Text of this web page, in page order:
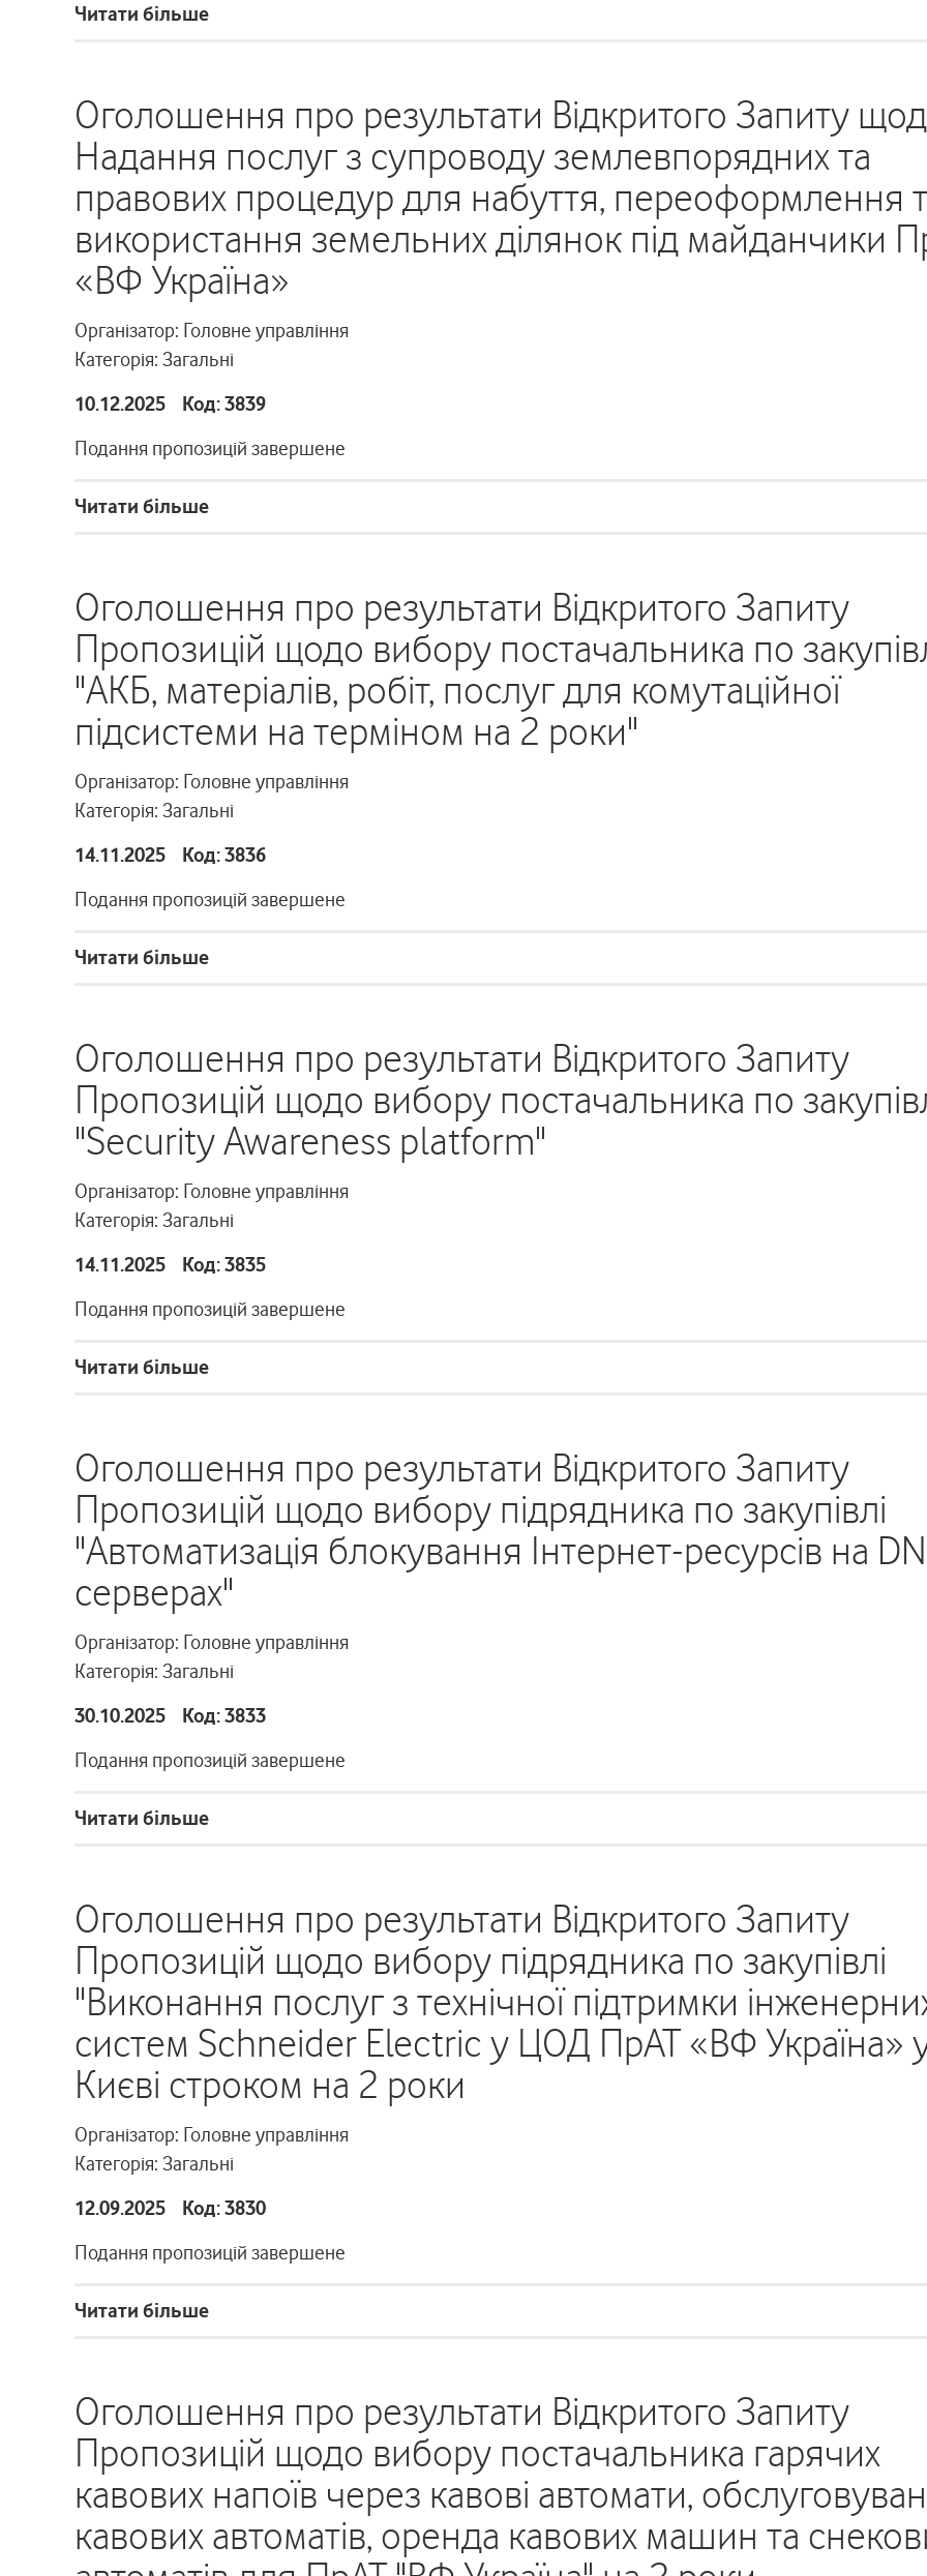
Читати більше
Оголошення про результати Відкритого Запиту
Надання послуг з супроводу землевпорядних та
правових процедур для набуття, переоформлення
використання земельних ділянок під майданчики
«ВФ Україна»
Організатор: Головне управління
Категорія: Загальні
10.12.2025 Код: 3839
Подання пропозицій завершене
Читати більше
Оголошення про результати Відкритого Запиту
Пропозицій щодо вибору постачальника по
"АКБ, матеріалів, робіт, послуг для комутаційної
підсистеми на терміном на 2 роки"
Організатор: Головне управління
Категорія: Загальні
14.11.2025 Код: 3836
Подання пропозицій завершене
Читати більше
Оголошення про результати Відкритого Запиту
Пропозицій щодо вибору постачальника по
"Security Awareness platform"
Організатор: Головне управління
Категорія: Загальні
14.11.2025 Код: 3835
Подання пропозицій завершене
Читати більше
Оголошення про результати Відкритого Запиту
Пропозицій щодо вибору підрядника по закупівлі
"Автоматизація блокування Інтернет-ресурсів на
серверах"
Організатор: Головне управління
Категорія: Загальні
30.10.2025 Код: 3833
Подання пропозицій завершене
Читати більше
Оголошення про результати Відкритого Запиту
Пропозицій щодо вибору підрядника по закупівлі
"Виконання послуг з технічної підтримки
систем Schneider Electric у ЦОД ПрАТ «ВФ Україна»
Києві строком на 2 роки
Організатор: Головне управління
Категорія: Загальні
12.09.2025 Код: 3830
Подання пропозицій завершене
Читати більше
Оголошення про результати Відкритого Запиту
Пропозицій щодо вибору постачальника гарячих
кавових напоїв через кавові автомати,
кавових автоматів, оренда кавових машин та